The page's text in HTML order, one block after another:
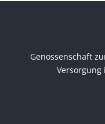
Genossenschaft
Versorgung